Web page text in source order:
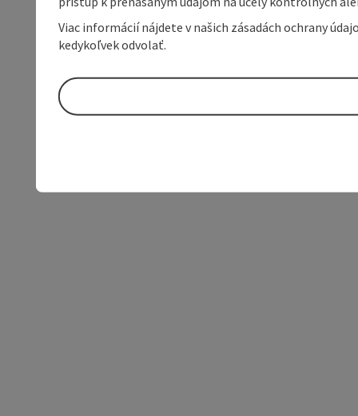
Viac informácií nájdete v našich zásadách ochrany
kedykoľvek odvolať.